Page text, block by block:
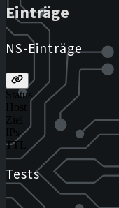
Einträge
NS-Einträge
Status
Host
Ziel
IPs
TTL
Tests